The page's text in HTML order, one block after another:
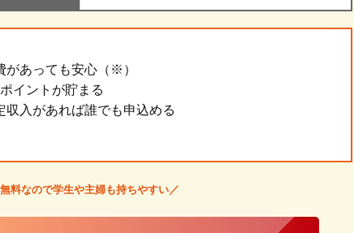
があっても安心（※）
イントが貯まる
収入があれば誰でも申込める
料なので学生や主婦も持ちやすい／